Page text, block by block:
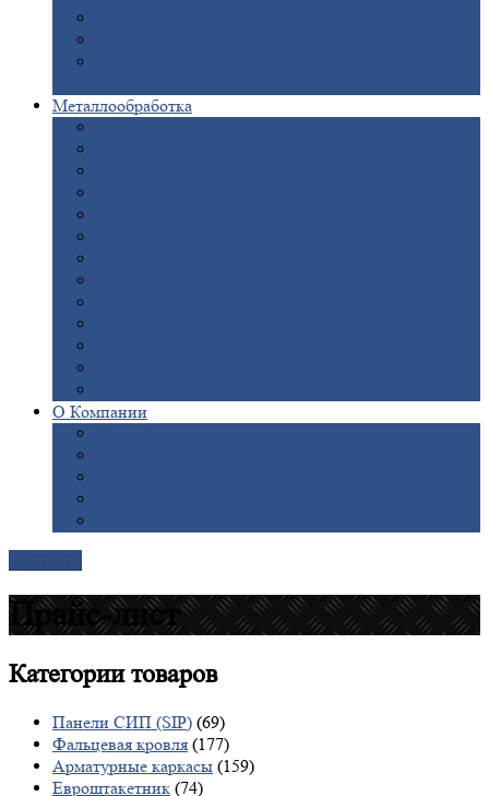
Металлообработка
О Компании
Прайс-лист
Категориитоваров
Панели СИП (SIP) (69)
Фальцевая кровля (177)
Арматурные каркасы (159)
Евроштакетник (74)